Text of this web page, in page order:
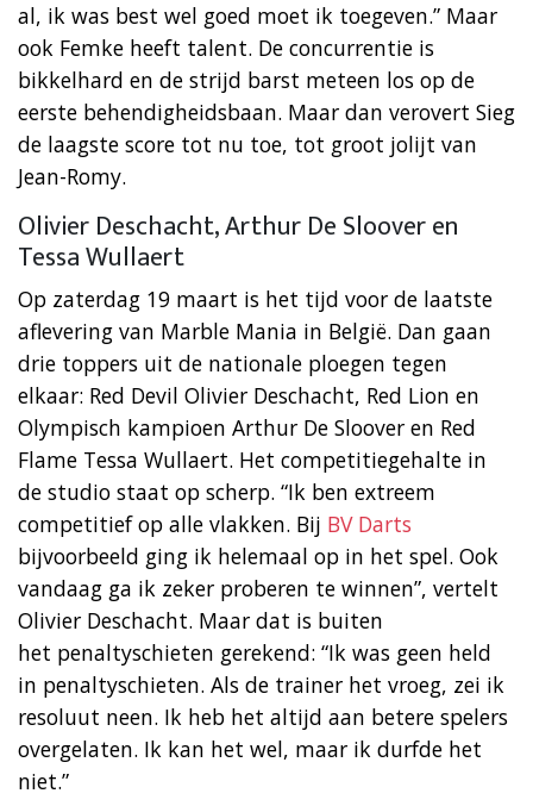
al, ik was best wel goed moet ik toegeven.” Maar
ook Femke heeft talent. De concurrentie is
bikkelhard en de strijd barst meteen los op de
eerste behendigheidsbaan. Maar dan verovert Sieg
de laagste score tot nu toe, tot groot jolijt van
Jean-Romy.
Olivier Deschacht, Arthur De Sloover en
Tessa Wullaert
Op zaterdag 19 maart is het tijd voor de laatste
aflevering van Marble Mania in België. Dan gaan
drie toppers uit de nationale ploegen tegen
elkaar: Red Devil Olivier Deschacht, Red Lion en
Olympisch kampioen Arthur De Sloover en Red
Flame Tessa Wullaert. Het competitiegehalte in
de studio staat op scherp. “Ik ben extreem
competitief op alle vlakken. Bij BV Darts
bijvoorbeeld ging ik helemaal op in het spel. Ook
vandaag ga ik zeker proberen te winnen”, vertelt
Olivier Deschacht. Maar dat is buiten
het penaltyschieten gerekend: “Ik was geen held
in penaltyschieten. Als de trainer het vroeg, zei ik
resoluut neen. Ik heb het altijd aan betere spelers
overgelaten. Ik kan het wel, maar ik durfde het
niet.”